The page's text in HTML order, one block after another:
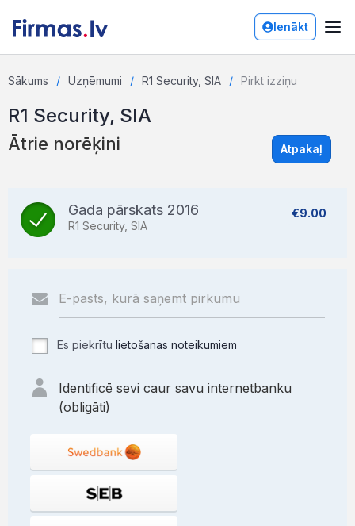
Ienākt
Sākums Uzņēmumi R1 Security, SIA Pirkt izziņu
R1 Security, SIA
Ātrie norēķini Atpakaļ
Gada pārskats 2016
R1 Security, SIA
€9.00
Es piekrītu lietošanas noteikumiem
Identificē sevi caur savu internetbanku
(obligāti)